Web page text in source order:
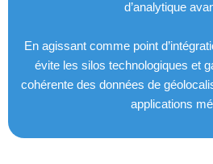
d’analytique
En agissant comme point
évite les silos technologiques et
cohérente des données de
applications